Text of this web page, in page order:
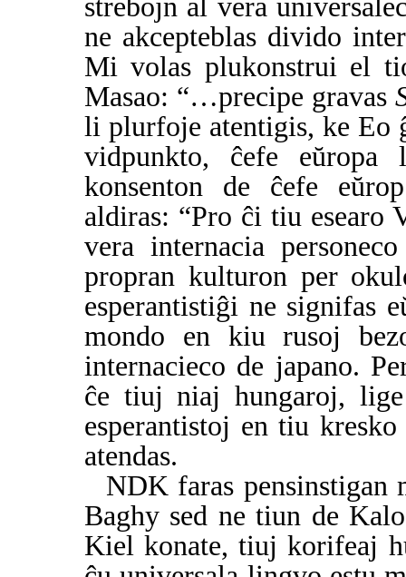
strebojn al vera
ne akcepteblas divido
Mi volas plukonstrui el
Masao: “…precipe gravas
li plurfoje atentigis, ke Eo
vidpunkto, ĉefe
konsenton de ĉefe
aldiras: “Pro ĉi tiu esearo
vera internacia
propran kulturon per
esperantistiĝi ne signifas
mondo en kiu rusoj
internacieco de japano.
ĉe tiuj niaj hungaroj,
esperantistoj en tiu
atendas.
NDK faras pensinstigan
Baghy sed ne tiun de
Kiel konate, tiuj korifeaj